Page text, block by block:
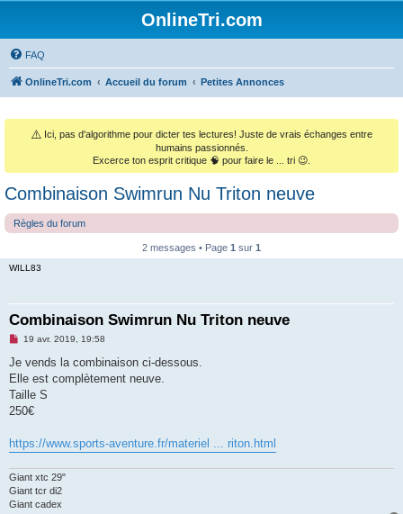
OnlineTri.com
FAQ
OnlineTri.com Accueil du forum Petites Annonces
⚠️ Ici, pas d'algorithme pour dicter tes lectures! Juste de vrais échanges entre
humains passionnés.
Excerce ton esprit critique 🧠 pour faire le ... tri 😉.
Combinaison Swimrun Nu Triton neuve
Règles du forum
2 messages • Page 1 sur 1
WILL83
Combinaison Swimrun Nu Triton neuve
M
s
a
g
n
l
19 avr. 2019, 19:58
Je vends la combinaison ci-dessous.
Elle est complètement neuve.
Taille S
250€
https://www.sports-aventure.fr/materiel ... riton.html
Giant xtc 29"
Giant tcr di2
Giant cadex